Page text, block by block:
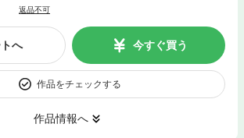
返品不可
へ 今すぐ買う
作品をチェックする
作品情報へ